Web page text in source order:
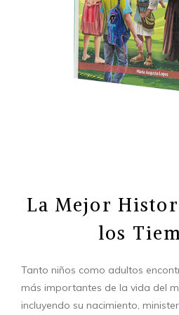
La Mejor
los
Tanto niños como adultos
más importantes de la vida del
incluyendo su nacimiento,